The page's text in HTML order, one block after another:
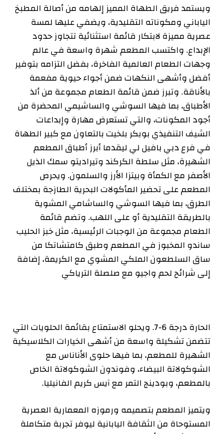
ويستمد فريق الطهاة المميز إلهامه من أصالة المطبخ
الياباني ومكوناته التقليدية، ويضفي عليها لمسة
عصرية مميزة لابتكار قائمة استثنائية تتجاوز حدود
الإبداع. واكتسب المطعم شهرة واسعة في عالم
وجهات الطعام العالمية الفاخرة، بفضل التزامه بتوفير
أفضل وأشهى النكهات ضمن أجواء حيوية مفعمة
بالأناقة. وتبرز ضمن قائمة الطعام مجموعة من ألذ
الأطباق، بما فيها السوشي والساشيمي المحضرة من
أجود المكونات، والتي تستعرض مهارة وإبداعات
الشيف التنفيذي بوبكر بلخيت بالتعاون مع كبير الطهاة
في فرع دبي بافيل لي ليقدما أبرز أطباق المطعم
الشهيرة، مثل سلطة الكركند وتيراديتو سمك الذيل
الأصفر مع الكمأة وبيتزا الأرز والسلمون. ويحرص
المطعم على تحضير المأكولات البحرية الطازجة بمختلف
الطرق، بما فيها السوشي والساشامي المشوية
بالطريقة التقليدية أو على اللهب. وتضم قائمة
الطعام مجموعة من الوجبات الرئيسية، مثل خبز الحليب
ساندو المخبوز في المطعم وطبق كامتشاتكا من
ساق السلطعون الملكي المشوي مع الكريمة، إضافة
إلى شرائح لحم واجيو مع صلصلة الترياكي
الحارة درجة 6-7. ويحلو الاستمتاع بقائمة الحلويات التي
تتضمن تشكيلة واسعة من أشهى الخيارات الكلاسيكية
الشهيرة للمطعم، بما فيها حلوى الأناناس مع
الشوكولاتة البيضاء، وفوندون الشوكولاتة الخاص
بالمطعم، وبودينج التمر مع آيس كريم الفانيليا.
ويتميز المطعم بتصميمه ورموزه المعمارية العصرية
المستوحاة من الثقافة اليابانية ليوفر تجربة متكاملة